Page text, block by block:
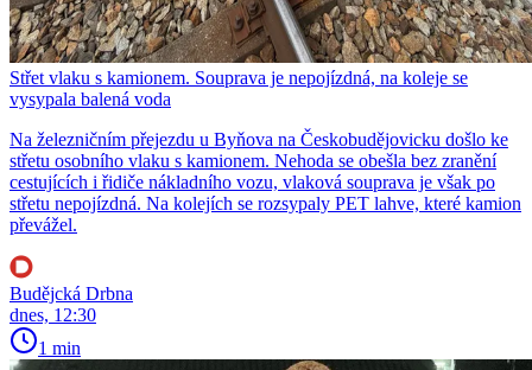
Střet vlaku s kamionem. Souprava je nepojízdná, na koleje se
vysypala balená voda
Na železničním přejezdu u Byňova na Českobudějovicku došlo ke
střetu osobního vlaku s kamionem. Nehoda se obešla bez zranění
cestujících i řidiče nákladního vozu, vlaková souprava je však po
střetu nepojízdná. Na kolejích se rozsypaly PET lahve, které kamion
převážel.
Budějcká Drbna
dnes, 12:30
1 min